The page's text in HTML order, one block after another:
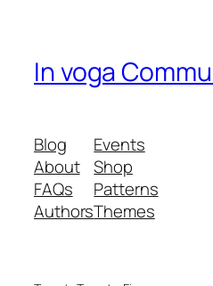
In voga
Blog
About
FAQs
Authors
Events
Shop
Patterns
Themes